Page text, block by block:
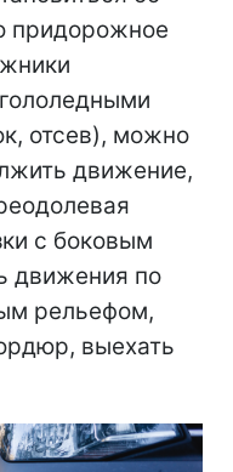
придорожное
отсев), можно
движение,
с боковым
движения по
рельефом,
выехать